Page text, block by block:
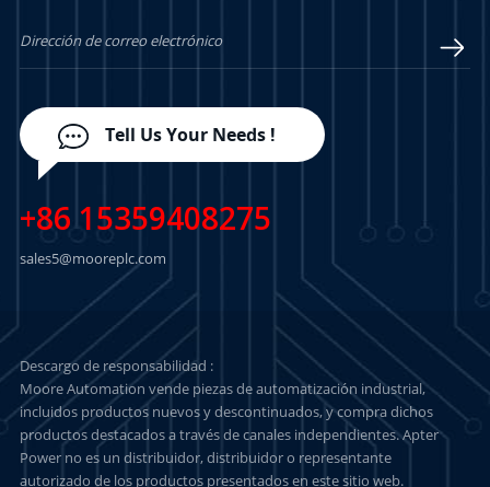
Tell Us Your Needs !
+86 15359408275
sales5@mooreplc.com
Descargo de responsabilidad :
Moore Automation vende piezas de automatización industrial,
incluidos productos nuevos y descontinuados, y compra dichos
productos destacados a través de canales independientes. Apter
Power no es un distribuidor, distribuidor o representante
autorizado de los productos presentados en este sitio web.